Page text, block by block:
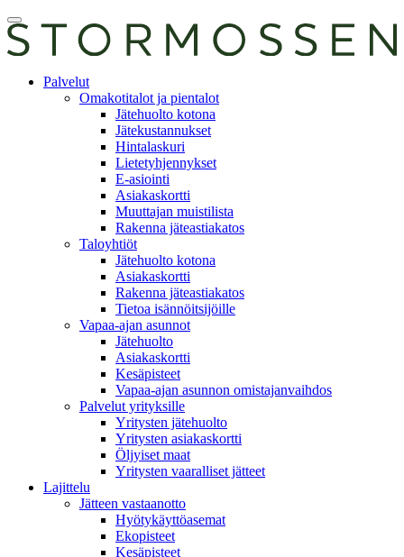
Skip
to
content
Avaa
päävalikko
asiointiPalvelut
Omakotitalot ja pientalot
Jätehuolto kotona
Jätekustannukset
Hintalaskuri
Lietetyhjennykset
E-asiointi
Asiakaskortti
Muuttajan muistilista
Rakenna jäteastiakatos
Taloyhtiöt
Jätehuolto kotona
Asiakaskortti
Rakenna jäteastiakatos
Tietoa isännöitsijöille
Vapaa-ajan asunnot
Jätehuolto
Asiakaskortti
Kesäpisteet
Vapaa-ajan asunnon omistajanvaihdos
Palvelut yrityksille
Yritysten jätehuolto
Yritysten asiakaskortti
Öljyiset maat
Yritysten vaaralliset jätteet
Lajittelu
Jätteen vastaanotto
Hyötykäyttöasemat
Ekopisteet
Kesäpisteet